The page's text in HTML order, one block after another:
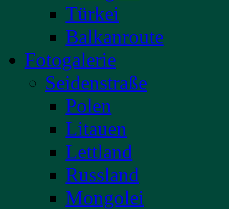
Türkei
Balkanroute
Fotogalerie
Seidenstraße
Polen
Litauen
Lettland
Russland
Mongolei